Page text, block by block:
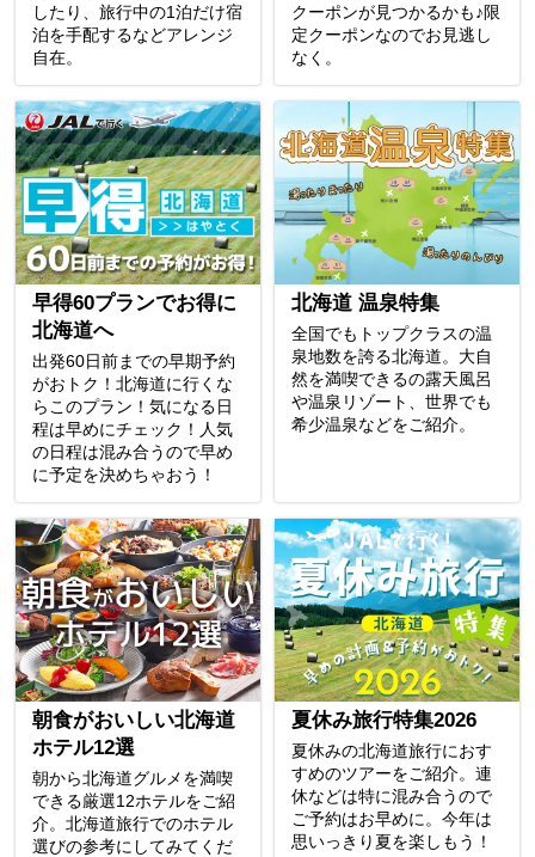
したり、旅行中の1泊だけ宿
泊を手配するなどアレンジ
自在。
クーポンが見つかるかも♪限
定クーポンなのでお見逃し
なく。
早得60プランでお得に
北海道へ
出発60日前までの早期予約
がおトク！北海道に行くな
らこのプラン！気になる日
程は早めにチェック！人気
の日程は混み合うので早め
に予定を決めちゃおう！
北海道 温泉特集
全国でもトップクラスの温
泉地数を誇る北海道。大自
然を満喫できるの露天風呂
や温泉リゾート、世界でも
希少温泉などをご紹介。
朝食がおいしい北海道
ホテル12選
朝から北海道グルメを満喫
できる厳選12ホテルをご紹
介。北海道旅行でのホテル
選びの参考にしてみてくだ
夏休み旅行特集2026
夏休みの北海道旅行におす
すめのツアーをご紹介。連
休などは特に混み合うので
ご予約はお早めに。今年は
思いっきり夏を楽しもう！